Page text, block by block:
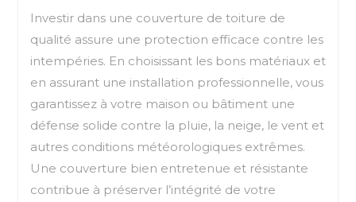
Investir dans une couverture de toiture de
qualité assure une protection efficace contre les
intempéries. En choisissant les bons matériaux et
en assurant une installation professionnelle, vous
garantissez à votre maison ou bâtiment une
défense solide contre la pluie, la neige, le vent et
autres conditions météorologiques extrêmes.
Une couverture bien entretenue et résistante
contribue à préserver l’intégrité de votre